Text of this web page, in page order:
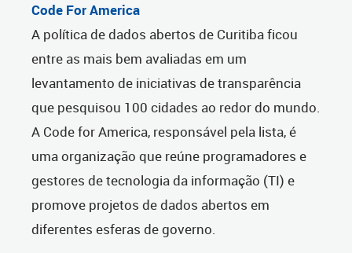
Code For America
A política de dados abertos de Curitiba ficou
entre as mais bem avaliadas em um
levantamento de iniciativas de transparência
que pesquisou 100 cidades ao redor do mundo.
A Code for America, responsável pela lista, é
uma organização que reúne programadores e
gestores de tecnologia da informação (TI) e
promove projetos de dados abertos em
diferentes esferas de governo.